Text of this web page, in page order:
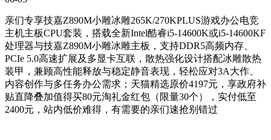
亲们专享技嘉Z890M小雕冰雕265K/270KPLUS游戏办公电竞
主机主板CPU套装，搭载全新Intel酷睿i5-14600K或i5-14600KF
处理器与技嘉Z890M小雕冰雕主板，支持DDR5高频内存、
PCIe 5.0高速扩展及多显卡互联，散热强化设计搭配冰雕散热
装甲，兼顾高性能释放与稳定静音表现，轻松应对3A大作、
内容创作与多任务办公需求；天猫精选原价4197元，享政府补
贴直降叠加值得买80元淘礼金红包（限量30个），实付低至
2400元，站内低价难得，有需要的亲们速抢别错过